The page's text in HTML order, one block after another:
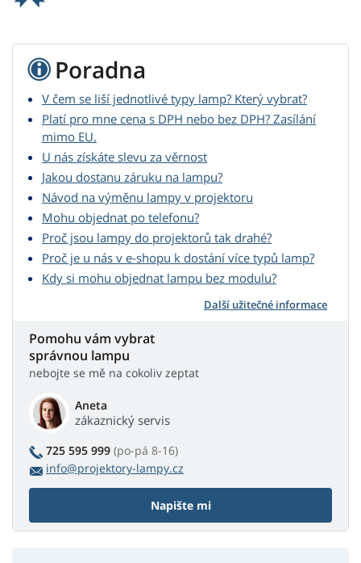
Poradna
V čem se liší jednotlivé typy lamp? Který vybrat?
Platí pro mne cena s DPH nebo bez DPH? Zasílání
mimo EU.
U nás získáte slevu za věrnost
Jakou dostanu záruku na lampu?
Návod na výměnu lampy v projektoru
Mohu objednat po telefonu?
Proč jsou lampy do projektorů tak drahé?
Proč je u nás v e-shopu k dostání více typů lamp?
Kdy si mohu objednat lampu bez modulu?
Další užitečné informace
Pomohu vám vybrat
správnou lampu
nebojte se mě na cokoliv zeptat
Aneta
zákaznický servis
725 595 999 (po-pá 8-16)
info@projektory-lampy.cz
Napište mi